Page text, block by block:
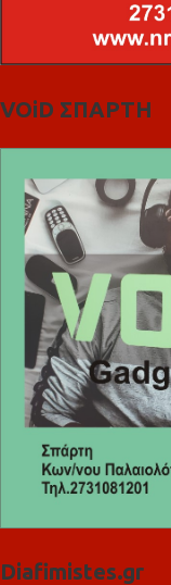
VOiD ΣΠΑΡΤΗ
Diafimistes.gr